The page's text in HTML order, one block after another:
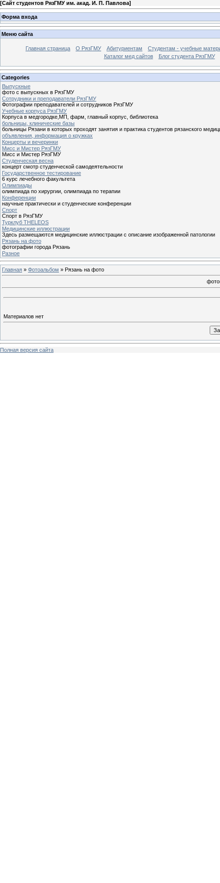
[Сайт студентов РязГМУ им. акад. И. П. Павлова]
Форма входа
Меню сайта
Главная страница О РязГМУ Абитуриентам
Студентам - учебные
Каталог мед сайтов
Блог студента РязГМУ
Categories
Выпускные
фото с выпускных в РязГМУ
Сотрудники и преподаватели РязГМУ
Фотографии преподавателей и сотрудников РязГМУ
Учебные корпуса РязГМУ
Корпуса в медгородке,МП, фарм, главный корпус, библиотека
больницы, клинические базы
больницы Рязани в которых проходят занятия и практика студентов рязанского
объявления, информация о кружках
Концерты и вечеринки
Мисс и Мистер РязГМУ
Мисс и Мистер РязГМУ
Студенческая весна
концерт смотр студенческой самодеятельности
Государственное тестирование
6 курс лечебного факультета
Олимпиады
олимпиада по хирургии, олимпиада по терапии
Конференции
научные практически и студенческие конференции
Спорт
Спорт в РязГМУ
Турклуб THELEOS
Медицинские иллюстрации
Здесь размещаются медицинские иллюстрации с описание изображенной патологии
Рязань на фото
фотографии города Рязань
Разное
Главная » Фотоальбом » Рязань на фото
Материалов нет
Полная версия сайта